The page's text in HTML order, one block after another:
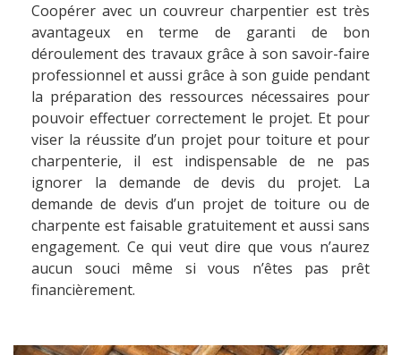
Coopérer avec un couvreur charpentier est très
avantageux en terme de garanti de bon
déroulement des travaux grâce à son savoir-faire
professionnel et aussi grâce à son guide pendant
la préparation des ressources nécessaires pour
pouvoir effectuer correctement le projet. Et pour
viser la réussite d’un projet pour toiture et pour
charpenterie, il est indispensable de ne pas
ignorer la demande de devis du projet. La
demande de devis d’un projet de toiture ou de
charpente est faisable gratuitement et aussi sans
engagement. Ce qui veut dire que vous n’aurez
aucun souci même si vous n’êtes pas prêt
financièrement.